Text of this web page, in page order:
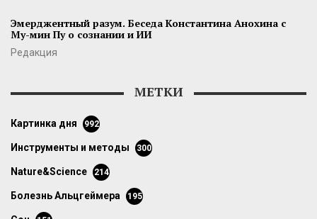
Эмерджентный разум. Беседа Константина Анохина с
Му-мин Пу о сознании и ИИ
Редакция
МЕТКИ
картинка дня 992
инструменты и методы 300
Nature&Science 214
болезнь Альцгеймера 195